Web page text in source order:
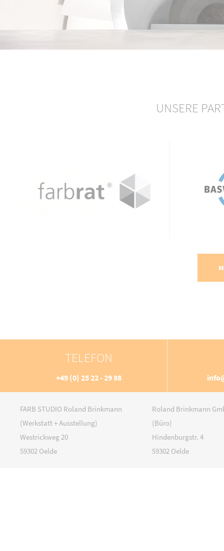
UNSERE
TELEFON
+49 (0) 25 22 - 29 88
FARB STUDIO Roland Brinkmann
(Werkstatt + Ausstellung)
Westrickweg 20
59302 Oelde
Roland Brinkmann
(Büro)
Hindenburgstr. 4
59302 Oelde